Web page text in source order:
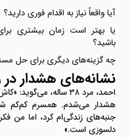
آیا واقعاً نیاز به اقدام فوری دارید؟
یا بهتر است زمان بیشتری
باشید؟
چه گزینه‌های دیگری برای حل
نشانه‌های هشدار در
احمد، مرد ۳۸ ساله،
هشدار می‌شدم. همسرم کم‌کم
جنبه‌های زندگی‌ام کرد، اما من
دلسوزی است.»